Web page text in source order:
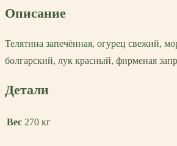
Описание
Телятина запечённая, огурец свежий,
болгарский, лук красный, фирменая
Детали
Вес 270 кг